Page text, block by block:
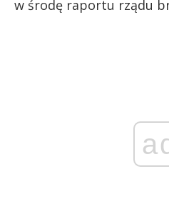
w środę raportu rządu